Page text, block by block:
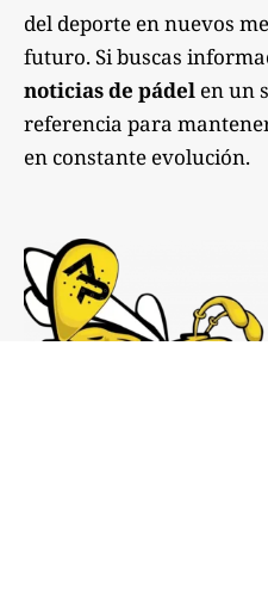
del deporte en nuevos
futuro. Si buscas
noticias de pádel en un
referencia para
en constante evolución.